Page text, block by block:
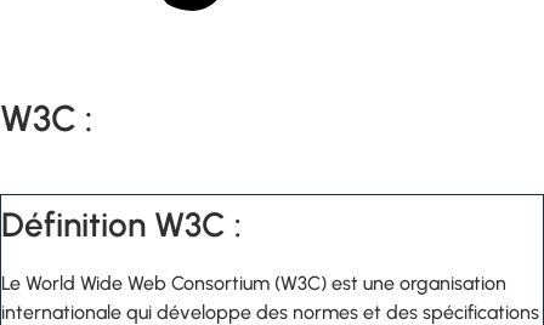
W3C :
Définition W3C :
Le World Wide Web Consortium (W3C) est une organisation
internationale qui développe des normes et des spécifications